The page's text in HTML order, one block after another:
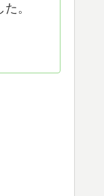
。